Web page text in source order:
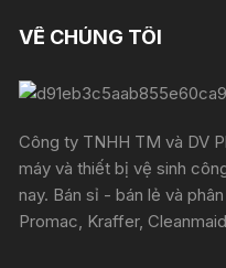
VỀ CHÚNG TÔI
Công ty TNHH TM và DV
máy và thiết bị vệ sinh
nay. Bán sỉ - bán lẻ và
Promac, Kraffer,